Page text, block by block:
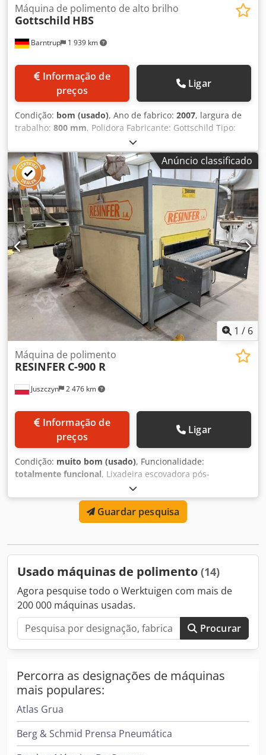
Barntrup 1 939 km
Máquina de polimento de alto brilho
Gottschild HBS
preços
Ligar
Condição: bom (usado), Ano de fabrico: 2007, largura de
trabalho: 800 mm, Polidora Fabricante: Gottschild Tipo:
HBS Ano de fabricação: 2007 Djdpfxoxzqrqs Ai Teck
Polidora de alto brilho, anteriormente utilizada para polir
frentes de cozinha e peças de móveis de banheiro Largura
de trabalho: 800 mm 1 cabeça de polimento movendo-se
automaticamente para a direita e para a esquerda Motor
do polidor: 0,7/0,9 kW Área de trabalho detectada por
sensores Correia transportadora largura 820 x
comprimento 1950 mm Correia transportadora avança e
recua Antes e depois do transportador, 1 trilho de roletes
cada, B 820 mm x C 1500 mm Potência de ligação: 2,2 kW /
400 V / 50 Hz Conexão de ar comprimido: 6 bar
Anúncio classificado
1 / 6
Juszczyn 2 476 km
Máquina de polimento
RESINFER C-900 R
preços
Ligar
Condição: muito bom (usado), Funcionalidade:
totalmente funcional, Lixadeira escovadora pós-
envernizamento RESINFER C-900 R Dcedpfx Aex Uw Sgji
Tek Largura de trabalho: 900mm Altura de trabalho:
160mm Número de unidades de lixamento: 4
Guardar pesquisa
Usado máquinas de polimento (14)
Agora pesquise todo o Werktuigen com mais de
200 000 máquinas usadas.
Procurar
Percorra as designações de máquinas
mais populares:
Atlas Grua
Berg & Schmid Prensa Pneumática